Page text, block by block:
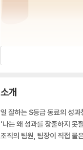
소개
일 잘하는 S등급 동료의 성
‘나는 왜 성과를 창출하지 못
조직의 팀원, 팀장이 직접 물